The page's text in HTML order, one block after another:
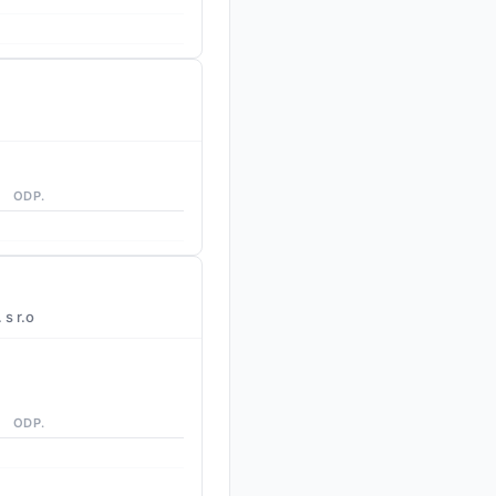
ODP.
s r.o
ODP.